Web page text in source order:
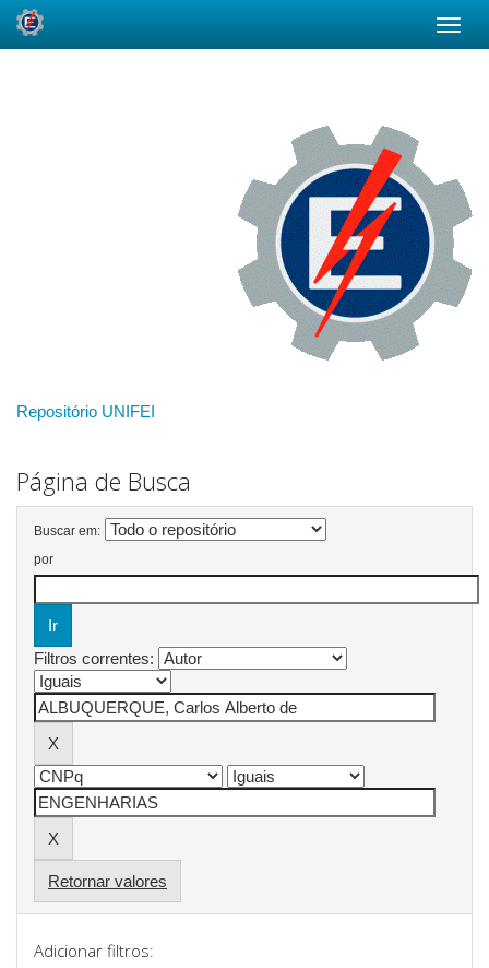
Repositório UNIFEI
Página de Busca
Buscar em:
por
Filtros correntes:
Retornar valores
Adicionar filtros: